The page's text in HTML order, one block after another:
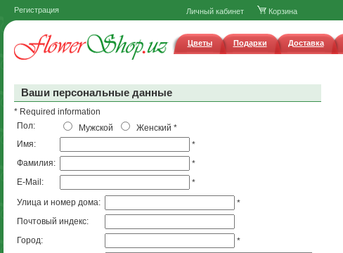
Регистрация Личный кабинет Корзина
Цветы Подарки Доставка
Ваши персональные данные
* Required information
Пол:
Мужской Женский *
Имя:
*
Фамилия:
*
E-Mail:
*
Улица и номер дома:
*
Почтовый индекс:
Город:
*